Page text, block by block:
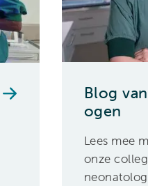
Blog
ogen
Lees mee
onze